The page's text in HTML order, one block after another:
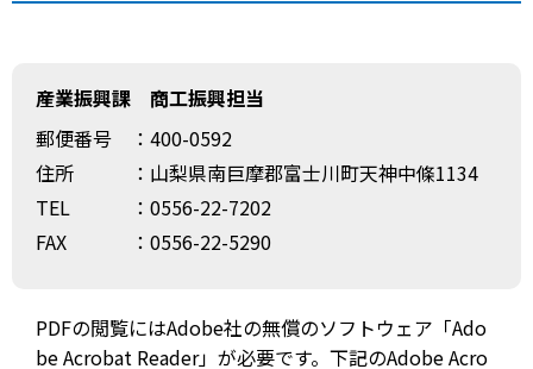
産業振興課 商工振興担当
郵便番号
：400-0592
住所
：山梨県南巨摩郡富士川町天神中條1134
TEL
：0556-22-7202
FAX
：0556-22-5290
PDFの閲覧にはAdobe社の無償のソフトウェア「Ado
be Acrobat Reader」が必要です。下記のAdobe Acro